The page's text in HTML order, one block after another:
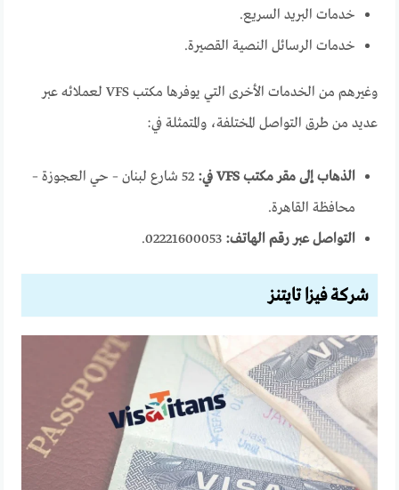
خدمات البريد السريع.
خدمات الرسائل النصية القصيرة.
وغيرهم من الخدمات الأخرى التي يوفرها مكتب VFS لعملائه عبر
عديد من طرق التواصل المختلفة، والمتمثلة في:
الذهاب إلى مقر مكتب VFS في:
52 شارع لبنان – حي العجوزة –
محافظة القاهرة.
التواصل عبر رقم الهاتف:02221600053.
شركة فيزا تايتنز